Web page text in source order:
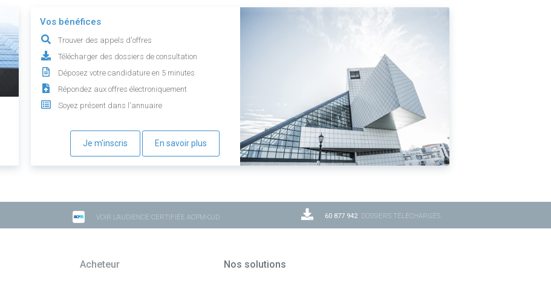
Vos bénéfices
Trouver des appels d'offres
Télécharger des dossiers de consultation
Déposez votre candidature en 5 minutes
Répondez aux offres électroniquement
Soyez présent dans l'annuaire
Je m'inscris En savoir plus
VOIR L'AUDIENCE CERTIFIÉE ACPM-OJD 60 877 942DOSSIERS TÉLÉCHARGÉS
Acheteur Nos solutions